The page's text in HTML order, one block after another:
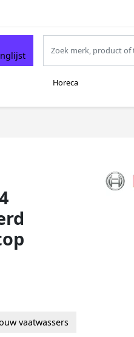
Horeca
vaatwassers